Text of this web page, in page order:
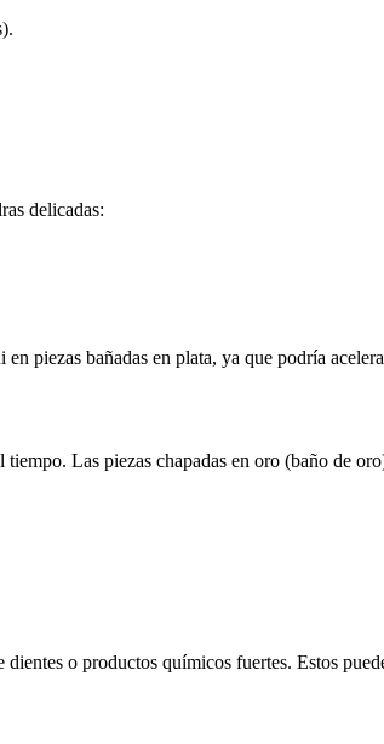
delicadas:
piezas bañadas en plata, ya que podría
Las piezas chapadas en oro (baño de
o productos químicos fuertes. Estos